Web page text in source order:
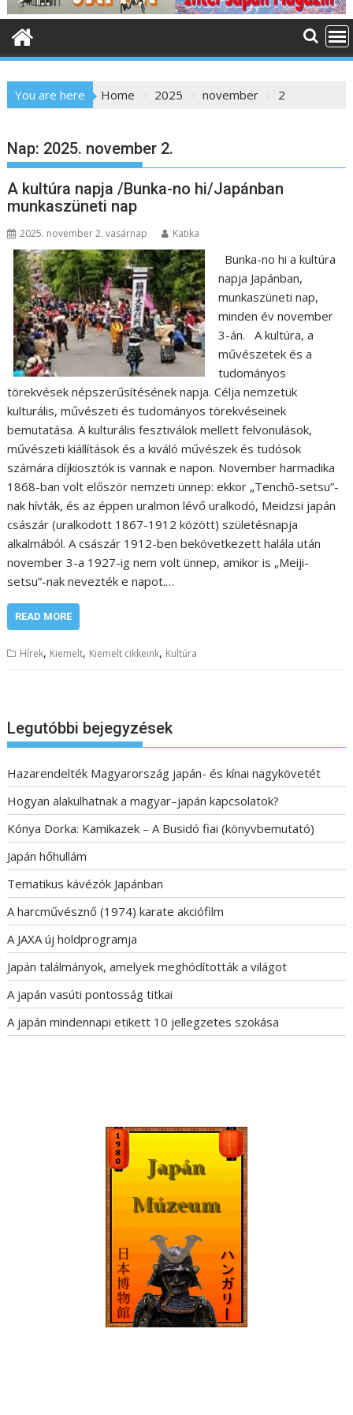
n
e
You are here Home 2025 november 2
Nap: 2025. november 2.
A kultúra napja /Bunka-no hi/Japánban
munkaszüneti nap
2025. november 2. vasárnap Katika
Bunka-no hi a kultúra
napja Japánban,
munkaszüneti nap,
minden év november
3-án. A kultúra, a
művészetek és a
tudományos
törekvések népszerűsítésének napja. Célja nemzetük
kulturális, művészeti és tudományos törekvéseinek
bemutatása. A kulturális fesztiválok mellett felvonulások,
művészeti kiállítások és a kiváló művészek és tudósok
számára díjkiosztók is vannak e napon. November harmadika
1868-ban volt először nemzeti ünnep: ekkor „Tenchō-setsu”-
nak hívták, és az éppen uralmon lévő uralkodó, Meidzsi japán
császár (uralkodott 1867-1912 között) születésnapja
alkalmából. A császár 1912-ben bekövetkezett halála után
november 3-a 1927-ig nem volt ünnep, amikor is „Meiji-
setsu”-nak nevezték e napot.…
READ MORE
Hírek, Kiemelt, Kiemelt cikkeink, Kultúra
Legutóbbi bejegyzések
Hazarendelték Magyarország japán- és kínai nagykövetét
Hogyan alakulhatnak a magyar–japán kapcsolatok?
Kónya Dorka: Kamikazek – A Busidó fiai (könyvbemutató)
Japán hőhullám
Tematikus kávézók Japánban
A harcművésznő (1974) karate akciófilm
A JAXA új holdprogramja
Japán találmányok, amelyek meghódították a világot
A japán vasúti pontosság titkai
A japán mindennapi etikett 10 jellegzetes szokása